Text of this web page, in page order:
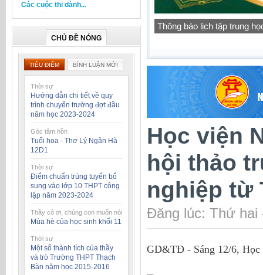
Các cuộc thi dành...
CHỦ ĐỀ NÓNG
TIÊU ĐIỂM BÌNH LUẬN MỚI
Thời sự
Hướng dẫn chi tiết về quy
trình chuyển trường đợt đầu
năm học 2023-2024
Góc tâm hồn
Tuổi hoa - Thơ Lý Ngân Hà
12D1
Thời sự
Điểm chuẩn trúng tuyển bổ
sung vào lớp 10 THPT công
lập năm 2023-2024
Thầy cô ơi, chúng con muốn nói
Mùa hè của học sinh khối 11
Thời sự
Một số thành tích của thầy
và trò Trường THPT Thạch
Bàn năm học 2015-2016
Báo cáo thường niên của
học 2025-2026
Học viện
hội thảo
nghiệp từ
Đăng lúc: Thứ hai
GD&TĐ - Sáng 12/6, Học